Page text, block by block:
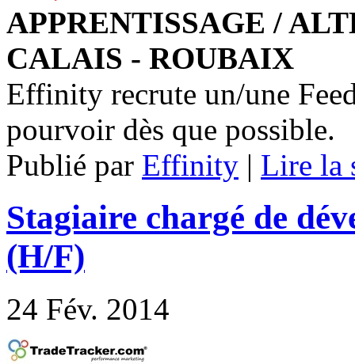
APPRENTISSAGE /
CALAIS - ROUBAIX
Effinity recrute un/une
pourvoir dès que possible.
Publié par Effinity | Lire la
Stagiaire chargé de
(H/F)
24 Fév. 2014